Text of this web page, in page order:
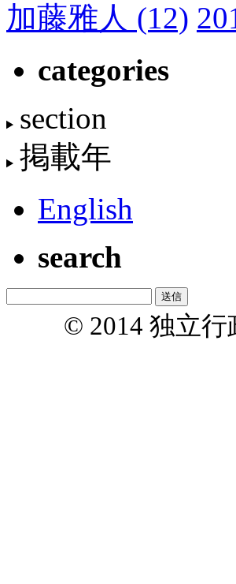
加藤雅人 (12)
categories
section
掲載年
English
search
© 2014 独立